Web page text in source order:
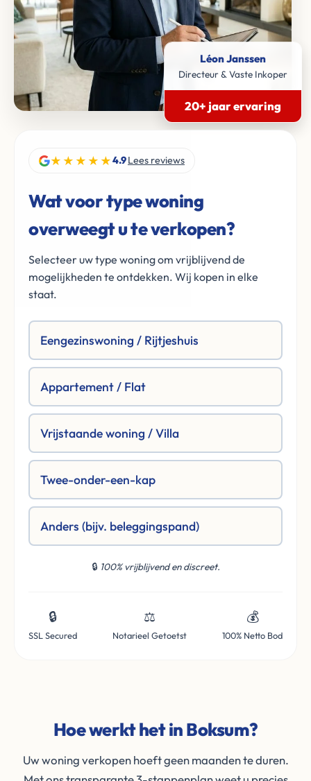
Léon Janssen
Directeur & Vaste Inkoper
20+ jaar ervaring
★★★★★4.9Lees reviews
Wat voor type woning
overweegt u te verkopen?
Selecteer uw type woning om vrijblijvend de
mogelijkheden te ontdekken. Wij kopen in elke
staat.
Eengezinswoning / Rijtjeshuis
Appartement / Flat
Vrijstaande woning / Villa
Twee-onder-een-kap
Anders (bijv. beleggingspand)
🔒 100% vrijblijvend en discreet.
🔒
SSL Secured
⚖️
Notarieel Getoetst
💰
100% Netto Bod
Hoe werkt het in Boksum?
Uw woning verkopen hoeft geen maanden te duren.